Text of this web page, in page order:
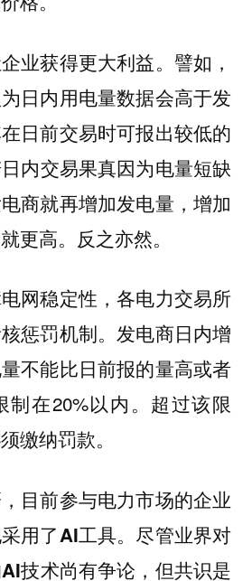
业获得更大利益。譬如，
日内用电量数据会高于发
日前交易时可报出较低的
内交易果真因为电量短缺
商就再增加发电量，增加
更高。反之亦然。
网稳定性，各电力交易所
惩罚机制。发电商日内增
不能比日前报的量高或者
制在20%以内。超过该限
缴纳罚款。
目前参与电力市场的企业
用了AI工具。尽管业界对
技术尚有争论，但共识是